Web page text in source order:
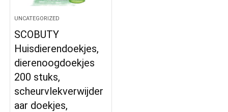
UNCATEGORIZED
SCOBUTY
Huisdierendoekjes,
dierenoogdoekjes
200 stuks,
scheurvlekverwijder
aar doekjes,